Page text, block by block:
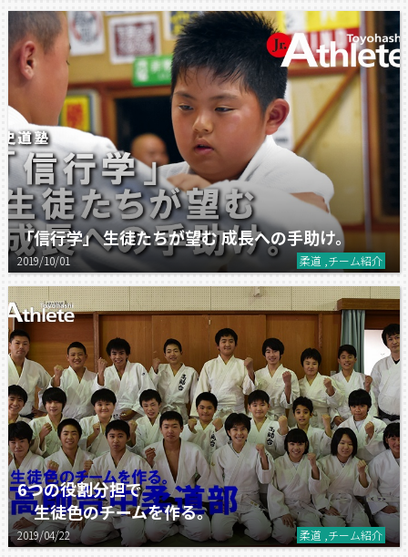
「信行学」 生徒たちが望む 成長への手助け。
2019/10/01 柔道 ,チーム紹介
6つの役割分担で
生徒色のチームを作る。
2019/04/22 柔道 ,チーム紹介